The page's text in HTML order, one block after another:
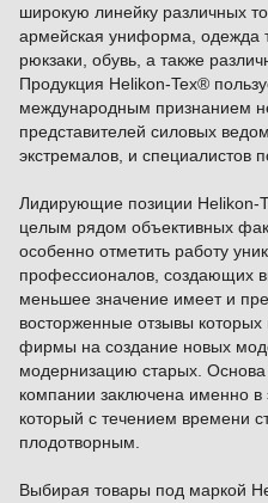
широкую линейку различных
армейская униформа, одежда
рюкзаки, обувь, а также
Продукция Helikon-Tex®
международным признанием
представителей силовых
экстремалов, и специалистов
Лидирующие позиции Helikon-
целым рядом объективных
особенно отметить работу
профессионалов, создающих
меньшее значение имеет и
восторженные отзывы которых
фирмы на создание новых
модернизацию старых. Основа
компании заключена именно в
который с течением времени
плодотворным.
Выбирая товары под маркой